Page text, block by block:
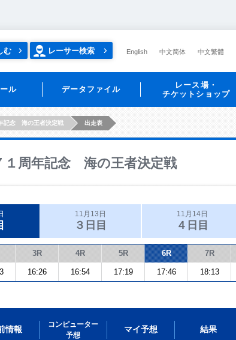
む レーサー検索 English 中文简体 中文繁體
ル データファイル
レース場・
チケットショップ
記念 海の王者決定戦 出走表
１周年記念 海の王者決定戦
11月13日
３日目
11月14日
４日目
3R 4R 5R 6R 7R
16:26 16:54 17:19 17:46 18:13
情報
コンピューター
予想
マイ予想 結果